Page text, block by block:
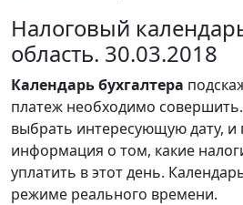
Налоговый
область. 30.03.2018
Календарьбухгалтера
платеж необходимо
выбрать интересующую дату, и
информация о том, какие
уплатить в этот день.
режиме реального времени.